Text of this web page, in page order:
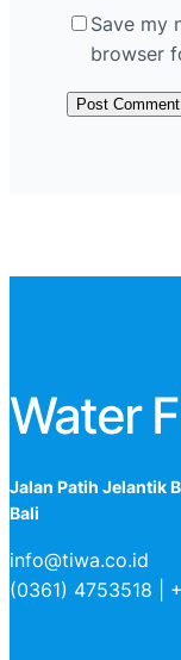
Save my
browser
Water
Jalan Patih Jelantik
Bali
info@tiwa.co.id
(0361) 4753518 |